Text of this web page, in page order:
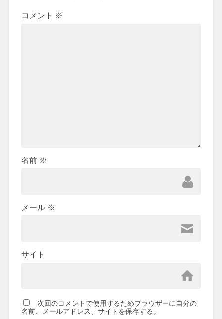
コメント ※
名前 ※
メール ※
サイト
次回のコメントで使用するためブラウザーに自分の
名前、メールアドレス、サイトを保存する。